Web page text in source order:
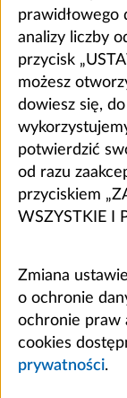
prawidłowego
analizy liczby
przycisk
możesz
dowiesz się,
potwierdzić
od razu
przyciskiem
WSZYSTKIE I
Zmiana
o ochronie
ochronie praw
cookies
prywatności.